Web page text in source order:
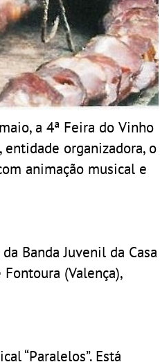
a 4ª Feira do Vinho
organizadora, o
animação musical e
Banda Juvenil da Casa
(Valença),
“Paralelos”. Está